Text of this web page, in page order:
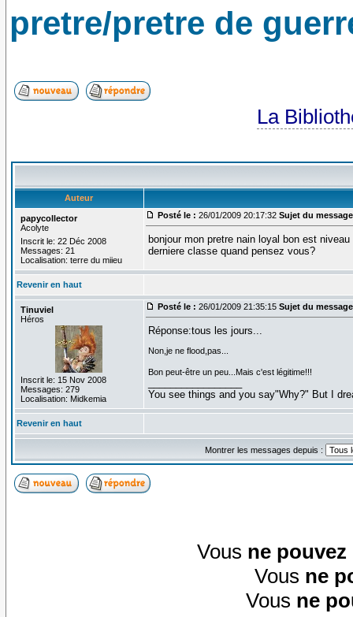
pretre/pretre de
La
Auteur
papycollector
Acolyte
Inscrit le: 22 Déc 2008
Messages: 21
Localisation: terre du miieu
Posté le : 26/01/2009 20:17:32 Sujet du
bonjour mon pretre nain loyal bon est
derniere classe quand pensez vous?
Revenir en haut
Tinuviel
Héros
Inscrit le: 15 Nov 2008
Messages: 279
Localisation: Midkemia
Posté le : 26/01/2009 21:35:15 Sujet du
Réponse:tous les jours...
Non,je ne flood,pas...
Bon peut-être un peu...Mais c'est légitime!!!
You see things and you say"Why?" But I
Revenir en haut
Montrer les messages depuis :
Vous ne pouvez
Vous ne
Vous ne